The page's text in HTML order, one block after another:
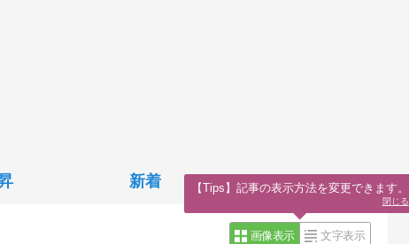
新着
画像表示 文字表示
【Tips】記事の表示方法を変更できます。
閉じる